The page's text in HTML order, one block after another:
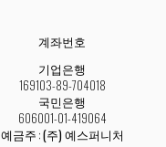
계좌번호
기업은행
169103-89-704018
국민은행
606001-01-419064
예금주 :(주) 예스퍼니처